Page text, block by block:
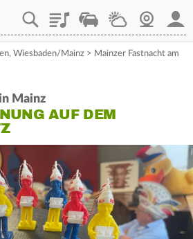
PlaylistStaupilotWetterWebcam
, Wiesbaden/Mainz > Mainzer Fastnacht am
Mainz
AUF DEM